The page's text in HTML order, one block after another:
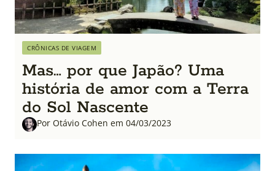
CRÔNICAS DE VIAGEM
Mas… por que Japão? Uma
história de amor com a Terra
do Sol Nascente
Por Otávio Cohen em 04/03/2023